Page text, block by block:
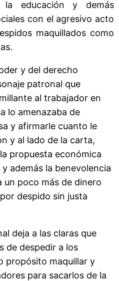
educación y demás
con el agresivo acto
maquillados como
y del derecho
patronal que
al trabajador en
lo amenazaba de
y afirmarle cuanto le
y al lado de la carta,
propuesta económica
además la benevolencia
un poco más de dinero
despido sin justa
deja a las claras que
de despedir a los
propósito maquillar y
para sacarlos de la